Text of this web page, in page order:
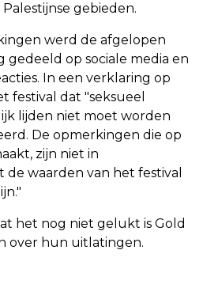
gebieden.
werd de afgelopen
op sociale media en
In een verklaring op
festival dat "seksueel
lijden niet moet worden
De opmerkingen die op
zijn niet in
waarden van het festival
het nog niet gelukt is Gold
over hun uitlatingen.